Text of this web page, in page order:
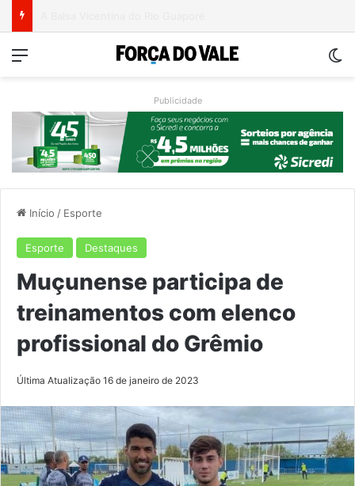
Menu
Publicidade
Início / Esporte
Esporte Destaques
Muçunense participa de
treinamentos com elenco
profissional do Grêmio
Última Atualização 16 de janeiro de 2023